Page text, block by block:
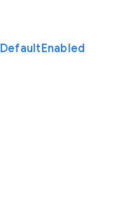
DefaultEnabled